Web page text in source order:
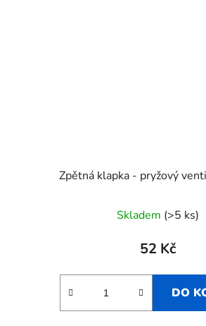
Zpětná klapka - pryžový
Skladem (>5 ks)
52 Kč
DO